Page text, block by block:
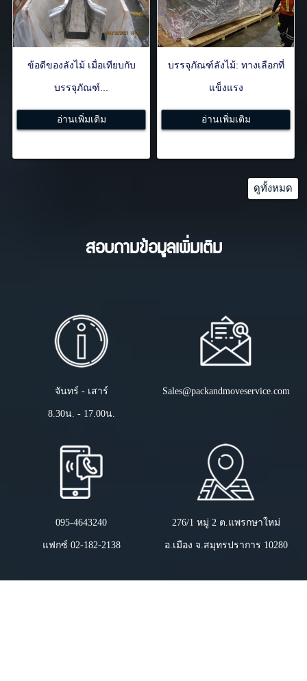
ข้อดีของลังไม้ เมื่อเทียบกับ
บรรจุภัณฑ์...
อ่านเพิ่มเติม
บรรจุภัณฑ์ลังไม้: ทางเลือกที่
แข็งแรง
อ่านเพิ่มเติม
ดูทั้งหมด
สอบถามข้อมูลเพิ่มเติม
จันทร์ - เสาร์
8.30น. - 17.00น.
Sales@packandmoveservice.com
095-4643240
แฟกซ์ 02-182-2138
276/1 หมู่ 2 ต.แพรกษาใหม่
อ.เมือง จ.สมุทรปราการ 10280